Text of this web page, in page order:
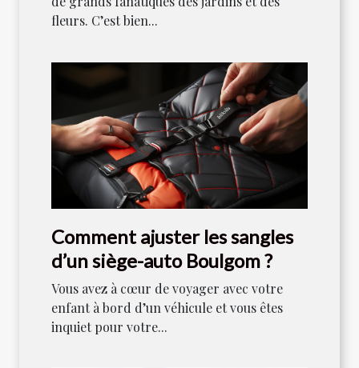
fleurs. C’est bien...
Comment ajuster les sangles
d’un siège-auto Boulgom ?
Vous avez à cœur de voyager avec votre
enfant à bord d’un véhicule et vous êtes
inquiet pour votre...